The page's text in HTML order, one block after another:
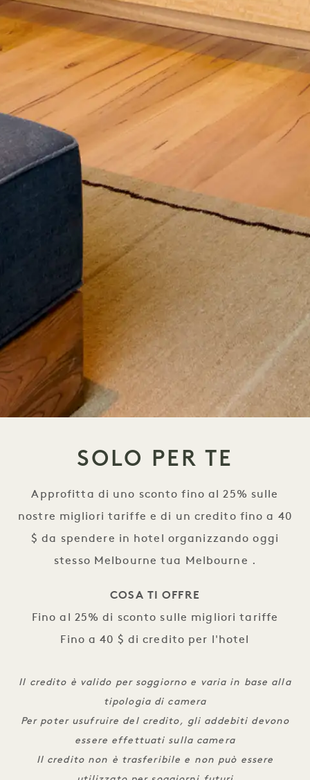
SOLO PER TE
Approfitta di uno sconto fino al 25% sulle
nostre migliori tariffe e di un credito fino a 40
$ da spendere in hotel organizzando oggi
stesso Melbourne tua Melbourne .
COSA TI OFFRE
Fino al 25% di sconto sulle migliori tariffe
Fino a 40 $ di credito per l'hotel
Il credito è valido per soggiorno e varia in base alla
tipologia di camera
Per poter usufruire del credito, gli addebiti devono
essere effettuati sulla camera
Il credito non è trasferibile e non può essere